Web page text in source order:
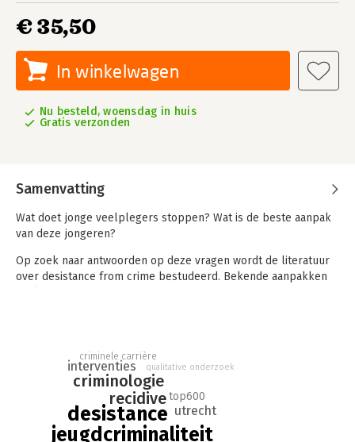
€ 35,50
In winkelwagen
Nu besteld, woensdag in huis
Gratis verzonden
Samenvatting
Wat doet jonge veelplegers stoppen? Wat is de beste aanpak
van deze jongeren?
Op zoek naar antwoorden op deze vragen wordt de literatuur
over desistance from crime bestudeerd. Bekende aanpakken
Centraal in deze studie staan echter de bevindingen van 15 jaar
onderzoek naar 81 jonge Utrechtse veelplegers. De
bevindingen van deze unieke longitudinale studie leveren een
groot aantal nieuwe inzichten op, in de leef- en denkwereld
van deze jongeren, hun motieven om door te gaan of te
stoppen, de invloed van hun ouders en hun vriendin en vooral
jeugdcriminaliteit
desistance
recidive
criminologie
interventies
utrecht
top600
criminele carrière
qualitative onderzoek